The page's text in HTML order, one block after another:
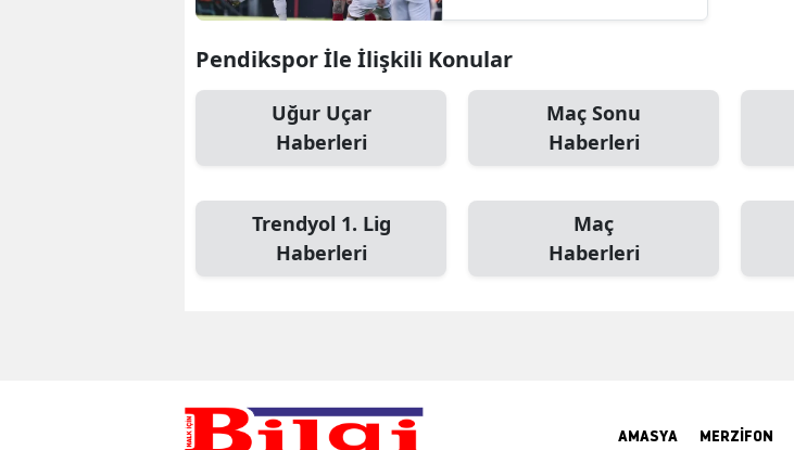
Pendikspor İle İlişkili Konular
Uğur Uçar
Haberleri
Maç Sonu
Haberleri
Trendyol 1. Lig
Haberleri
Maç
Haberleri
AMASYA MERZİFON